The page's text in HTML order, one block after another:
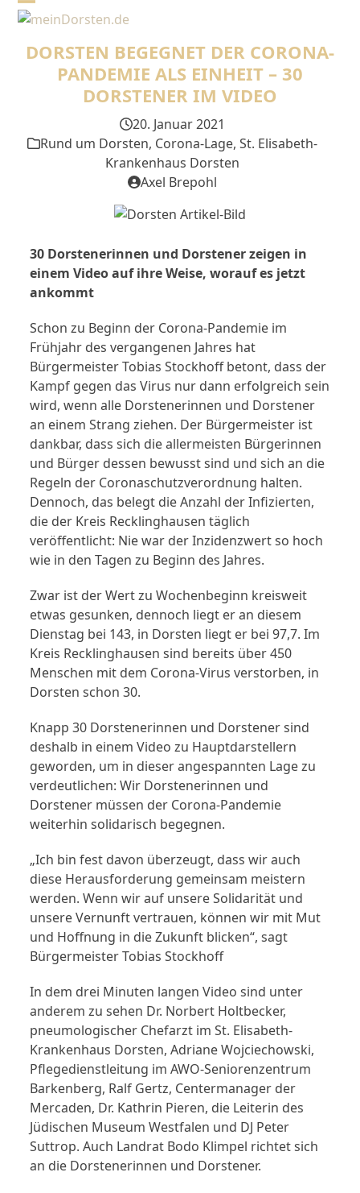
Skip
content
Open
mobile
menu
Close
mobile
menu
DORSTEN BEGEGNET DER CORONA-
PANDEMIE ALS EINHEIT – 30
DORSTENER IM VIDEO
20. Januar 2021
Rund um Dorsten, Corona-Lage, St. Elisabeth-
Krankenhaus Dorsten
Axel Brepohl
30 Dorstenerinnen und Dorstener zeigen in
einem Video auf ihre Weise, worauf es jetzt
ankommt
Schon zu Beginn der Corona-Pandemie im
Frühjahr des vergangenen Jahres hat
Bürgermeister Tobias Stockhoff betont, dass der
Kampf gegen das Virus nur dann erfolgreich sein
wird, wenn alle Dorstenerinnen und Dorstener
an einem Strang ziehen. Der Bürgermeister ist
dankbar, dass sich die allermeisten Bürgerinnen
und Bürger dessen bewusst sind und sich an die
Regeln der Coronaschutzverordnung halten.
Dennoch, das belegt die Anzahl der Infizierten,
die der Kreis Recklinghausen täglich
veröffentlicht: Nie war der Inzidenzwert so hoch
wie in den Tagen zu Beginn des Jahres.
Zwar ist der Wert zu Wochenbeginn kreisweit
etwas gesunken, dennoch liegt er an diesem
Dienstag bei 143, in Dorsten liegt er bei 97,7. Im
Kreis Recklinghausen sind bereits über 450
Menschen mit dem Corona-Virus verstorben, in
Dorsten schon 30.
Knapp 30 Dorstenerinnen und Dorstener sind
deshalb in einem Video zu Hauptdarstellern
geworden, um in dieser angespannten Lage zu
verdeutlichen: Wir Dorstenerinnen und
Dorstener müssen der Corona-Pandemie
weiterhin solidarisch begegnen.
„Ich bin fest davon überzeugt, dass wir auch
diese Herausforderung gemeinsam meistern
werden. Wenn wir auf unsere Solidarität und
unsere Vernunft vertrauen, können wir mit Mut
und Hoffnung in die Zukunft blicken“, sagt
Bürgermeister Tobias Stockhoff
In dem drei Minuten langen Video sind unter
anderem zu sehen Dr. Norbert Holtbecker,
pneumologischer Chefarzt im St. Elisabeth-
Krankenhaus Dorsten, Adriane Wojciechowski,
Pflegedienstleitung im AWO-Seniorenzentrum
Barkenberg, Ralf Gertz, Centermanager der
Mercaden, Dr. Kathrin Pieren, die Leiterin des
Jüdischen Museum Westfalen und DJ Peter
Suttrop. Auch Landrat Bodo Klimpel richtet sich
an die Dorstenerinnen und Dorstener.